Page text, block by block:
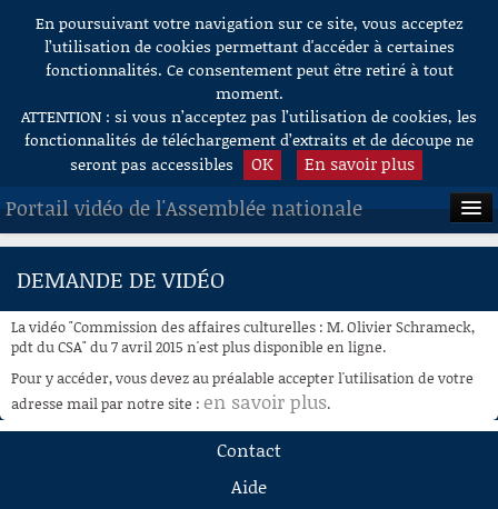
Aller au contenu
En poursuivant votre navigation sur ce site, vous acceptez
l’utilisation de cookies permettant d'accéder à certaines
fonctionnalités. Ce consentement peut être retiré à tout
moment.
ATTENTION : si vous n’acceptez pas l’utilisation de cookies, les
fonctionnalités de téléchargement d’extraits et de découpe ne
seront pas accessibles
OK En savoir plus
Portail vidéo de l'Assemblée nationale
ACCUEIL
À LA DEMANDE
RECHERCHE
AIDE À LA DÉCOUPE
DEMANDE DE VIDÉO
La vidéo "Commission des affaires culturelles : M. Olivier Schrameck,
pdt du CSA" du 7 avril 2015 n'est plus disponible en ligne.
Pour y accéder, vous devez au préalable accepter l'utilisation de votre
adresse mail par notre site : en savoir plus.
Contact
Aide